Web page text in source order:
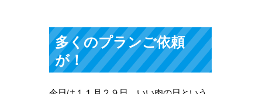
多くのプランご依頼
が！